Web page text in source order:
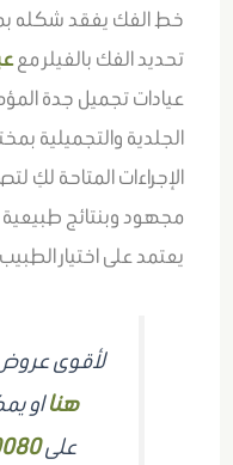
خط الفك يفقد شكله
تحديد الفك بالفيلر مع
عيادات تجميل جدة
الجلدية والتجميلية
الإجراءات المتاحة لكِ
مجهود وبنتائج طبيعية
يعتمد على اختيار
لأقوى
هنا او
على